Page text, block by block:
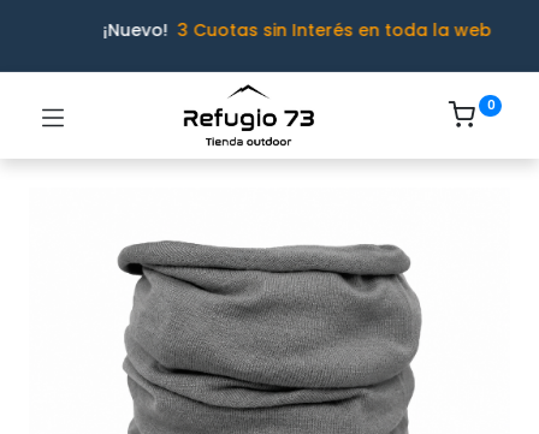
¡Nuevo! 3 Cuotas sin Interés en toda la web
0